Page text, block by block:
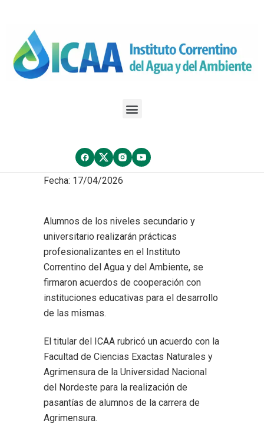
Fecha: 17/04/2026
Alumnos de los niveles secundario y
universitario realizarán prácticas
profesionalizantes en el Instituto
Correntino del Agua y del Ambiente, se
firmaron acuerdos de cooperación con
instituciones educativas para el desarrollo
de las mismas.
El titular del ICAA rubricó un acuerdo con la
Facultad de Ciencias Exactas Naturales y
Agrimensura de la Universidad Nacional
del Nordeste para la realización de
pasantías de alumnos de la carrera de
Agrimensura.